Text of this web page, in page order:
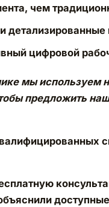
чем
цифровой
мы используем
предложить